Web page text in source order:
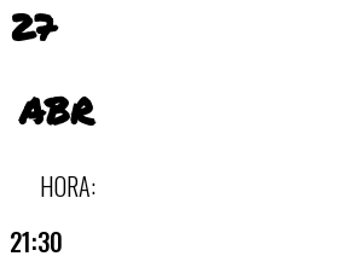
27
ABR
HORA:
21:30